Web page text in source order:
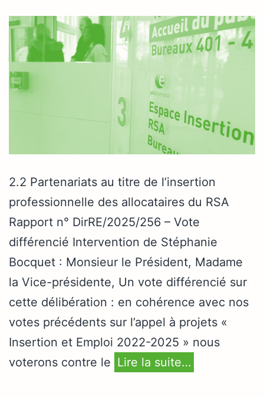
2.2 Partenariats au titre de l’insertion
professionnelle des allocataires du RSA
Rapport n° DirRE/2025/256 – Vote
différencié Intervention de Stéphanie
Bocquet : Monsieur le Président, Madame
la Vice-présidente, Un vote différencié sur
cette délibération : en cohérence avec nos
votes précédents sur l’appel à projets «
Insertion et Emploi 2022-2025 » nous
voterons contre le Lire la suite…